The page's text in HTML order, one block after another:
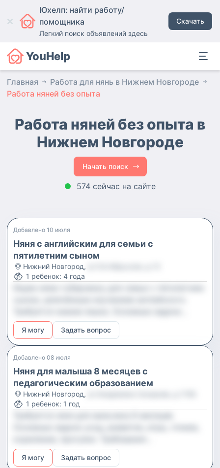
Юхелп: найти работу/
помощника
Легкий поиск объявлений здесь
Скачать
YouHelp
Главная
Работа для нянь в Нижнем Новгороде
Работа няней без опыта
Работа няней без опыта в
Нижнем Новгороде
Начать поиск
574 сейчас на сайте
Добавлено 10 июля
Няня с английским для семьи с
пятилетним сыном
Нижний Новгород,
1 ребенок: 4 года
взаимодействие с ребёнком, готовка для семьи,
а также периодическая помощь с уборкой.
Я могу Задать вопрос
Добавлено 08 июля
Няня для малыша 8 месяцев с
педагогическим образованием
Нижний Новгород,
1 ребенок: 1 год
педагогическое образование, опыт работы с
малышами, доброжелательность,
Я могу Задать вопрос